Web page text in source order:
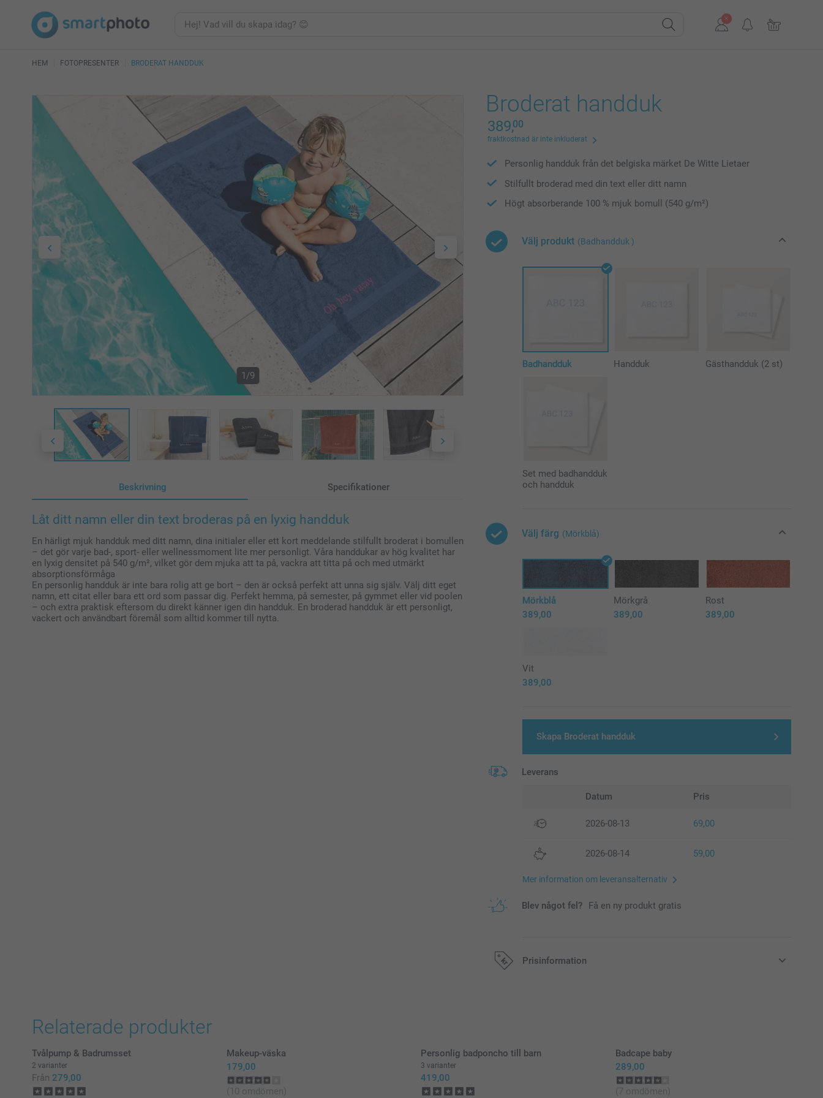
HEM FOTOPRESENTER BRODERAT HANDDUK
1/9
Beskrivning Specifikationer
Låt ditt namn eller din text broderas på en lyxig handduk
En härligt mjuk handduk med ditt namn, dina initialer eller ett kort meddelande stilfullt broderat i bomullen
– det gör varje bad-, sport- eller wellnessmoment lite mer personligt. Våra handdukar av hög kvalitet har
en lyxig densitet på 540 g/m², vilket gör dem mjuka att ta på, vackra att titta på och med utmärkt
absorptionsförmåga
En personlig handduk är inte bara rolig att ge bort – den är också perfekt att unna sig själv. Välj ditt eget
namn, ett citat eller bara ett ord som passar dig. Perfekt hemma, på semester, på gymmet eller vid poolen
– och extra praktisk eftersom du direkt känner igen din handduk. En broderad handduk är ett personligt,
vackert och användbart föremål som alltid kommer till nytta.
Broderat handduk
389,00
fraktkostnad är inte inkluderat
Personlig handduk från det belgiska märket De Witte Lietaer
Stilfullt broderad med din text eller ditt namn
Högt absorberande 100 % mjuk bomull (540 g/m²)
Välj produkt (Badhandduk )
Badhandduk Handduk Gästhandduk (2 st)
Set med badhandduk
och handduk
Välj färg (Mörkblå)
Mörkblå
389,00
Mörkgrå
389,00
Rost
389,00
Vit
389,00
Skapa Broderat handduk
Leverans
Datum Pris
2026-08-13 69,00
2026-08-14 59,00
Mer information om leveransalternativ
Blev något fel? Få en ny produkt gratis
Prisinformation
Relaterade produkter
Tvålpump & Badrumsset
2 varianter
Från 279,00
Makeup-väska
179,00
(10 omdömen)
Personlig badponcho till barn
3 varianter
419,00
Badcape baby
289,00
(7 omdömen)